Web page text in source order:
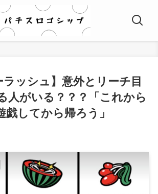
ラッシュ】意外とリーチ目
人がいる？？？「これから
戯してから帰ろう」